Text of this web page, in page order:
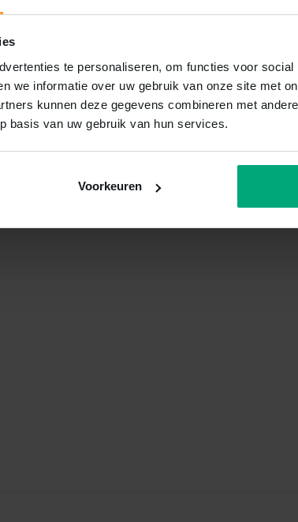
te personaliseren, om functies voor
we informatie over uw gebruik van onze site met
kunnen deze gegevens combineren met
basis van uw gebruik van hun services.
Voorkeuren